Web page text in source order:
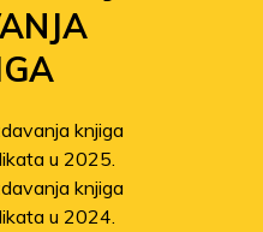
knjiga
u 2025.
knjiga
u 2024.